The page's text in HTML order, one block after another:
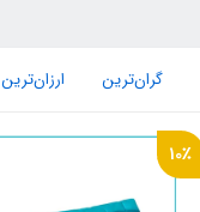
گران‌ترین ارزان‌ترین
10٪